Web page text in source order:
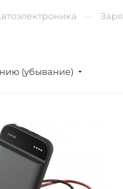
(убывание)